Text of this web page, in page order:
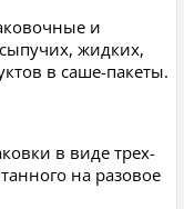
и
жидких,
в саше-пакеты.
в виде трех-
на разовое